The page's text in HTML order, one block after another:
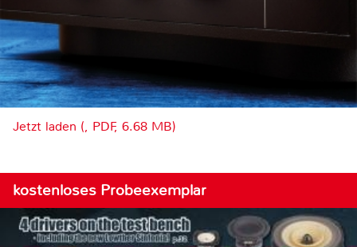
Jetzt laden (, PDF, 6.68 MB)
kostenloses Probeexemplar